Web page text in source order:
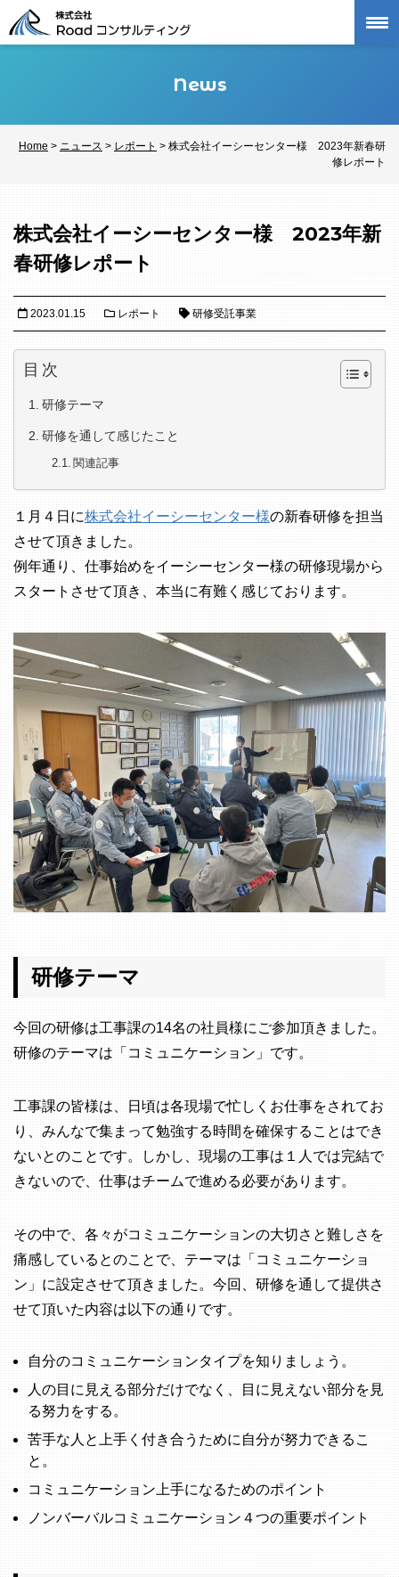
Skip
to
News
Home > ニュース > レポート > 株式会社イーシーセンター様 2023年新春研
修レポート
株式会社イーシーセンター様 2023年新
春研修レポート
2023.01.15 レポート 研修受託事業
目次
研修テーマ
研修を通して感じたこと
関連記事
１月４日に株式会社イーシーセンター様の新春研修を担当
させて頂きました。
例年通り、仕事始めをイーシーセンター様の研修現場から
スタートさせて頂き、本当に有難く感じております。
研修テーマ
今回の研修は工事課の14名の社員様にご参加頂きました。
研修のテーマは「コミュニケーション」です。
工事課の皆様は、日頃は各現場で忙しくお仕事をされてお
り、みんなで集まって勉強する時間を確保することはでき
ないとのことです。しかし、現場の工事は１人では完結で
きないので、仕事はチームで進める必要があります。
その中で、各々がコミュニケーションの大切さと難しさを
痛感しているとのことで、テーマは「コミュニケーショ
ン」に設定させて頂きました。今回、研修を通して提供さ
せて頂いた内容は以下の通りです。
自分のコミュニケーションタイプを知りましょう。
人の目に見える部分だけでなく、目に見えない部分を見
る努力をする。
苦手な人と上手く付き合うために自分が努力できるこ
と。
コミュニケーション上手になるためのポイント
ノンバーバルコミュニケーション４つの重要ポイント